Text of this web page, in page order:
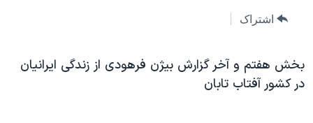
اصلی
به
جستجو
گزیده‌ها
ویژه برنامه‌ها
صفحه‌های ویژه
عملیات خشم حماسی
۲۵۰سالگی آمریکا
پخش رادیویی
اشتراک
بخش هفتم و آخر گزارش بيژن فرهودی از زندگی ايرانيان
در کشور آفتاب تابان